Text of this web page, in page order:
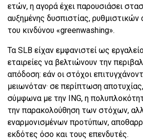
ετών, η αγορά έχει παρουσιάσει
αυξημένης δυσπιστίας,
του κινδύνου «greenwashing».
Τα SLB είχαν εμφανιστεί ως
εταιρείες να βελτιώνουν την
απόδοση: εάν οι στόχοι
μειωνόταν· σε περίπτωση
σύμφωνα με την ING, η
την παρακολούθηση των στόχων,
εναρμονισμένων προτύπων,
εκδότες όσο και τους επενδυτές.